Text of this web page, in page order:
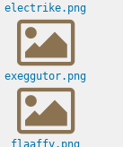
electrike.png
exeggutor.png
flaaffy.png